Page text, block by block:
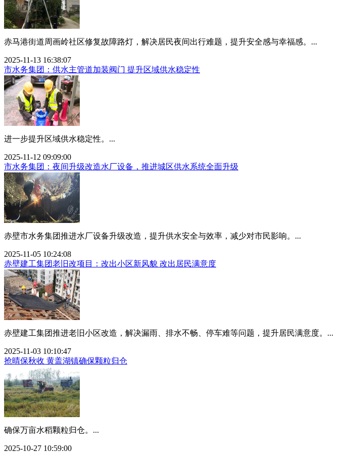
赤马港街道周画岭社区修复故障路灯，解决居民夜间出行难题，提升安全感与幸福感。...
2025-11-13 16:38:07
市水务集团：供水主管道加装阀门 提升区域供水稳定性
进一步提升区域供水稳定性。...
2025-11-12 09:09:00
市水务集团：夜间升级改造水厂设备，推进城区供水系统全面升级
赤壁市水务集团推进水厂设备升级改造，提升供水安全与效率，减少对市民影响。...
2025-11-05 10:24:08
赤壁建工集团老旧改项目：改出小区新风貌 改出居民满意度
赤壁建工集团推进老旧小区改造，解决漏雨、排水不畅、停车难等问题，提升居民满意度。...
2025-11-03 10:10:47
抢晴保秋收 黄盖湖镇确保颗粒归仓
确保万亩水稻颗粒归仓。...
2025-10-27 10:59:00